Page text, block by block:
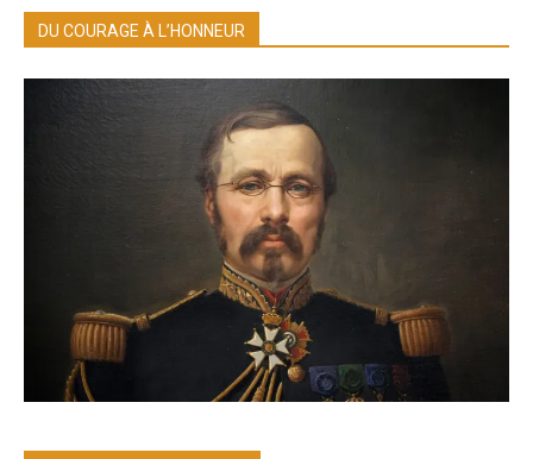
DU COURAGE À L’HONNEUR